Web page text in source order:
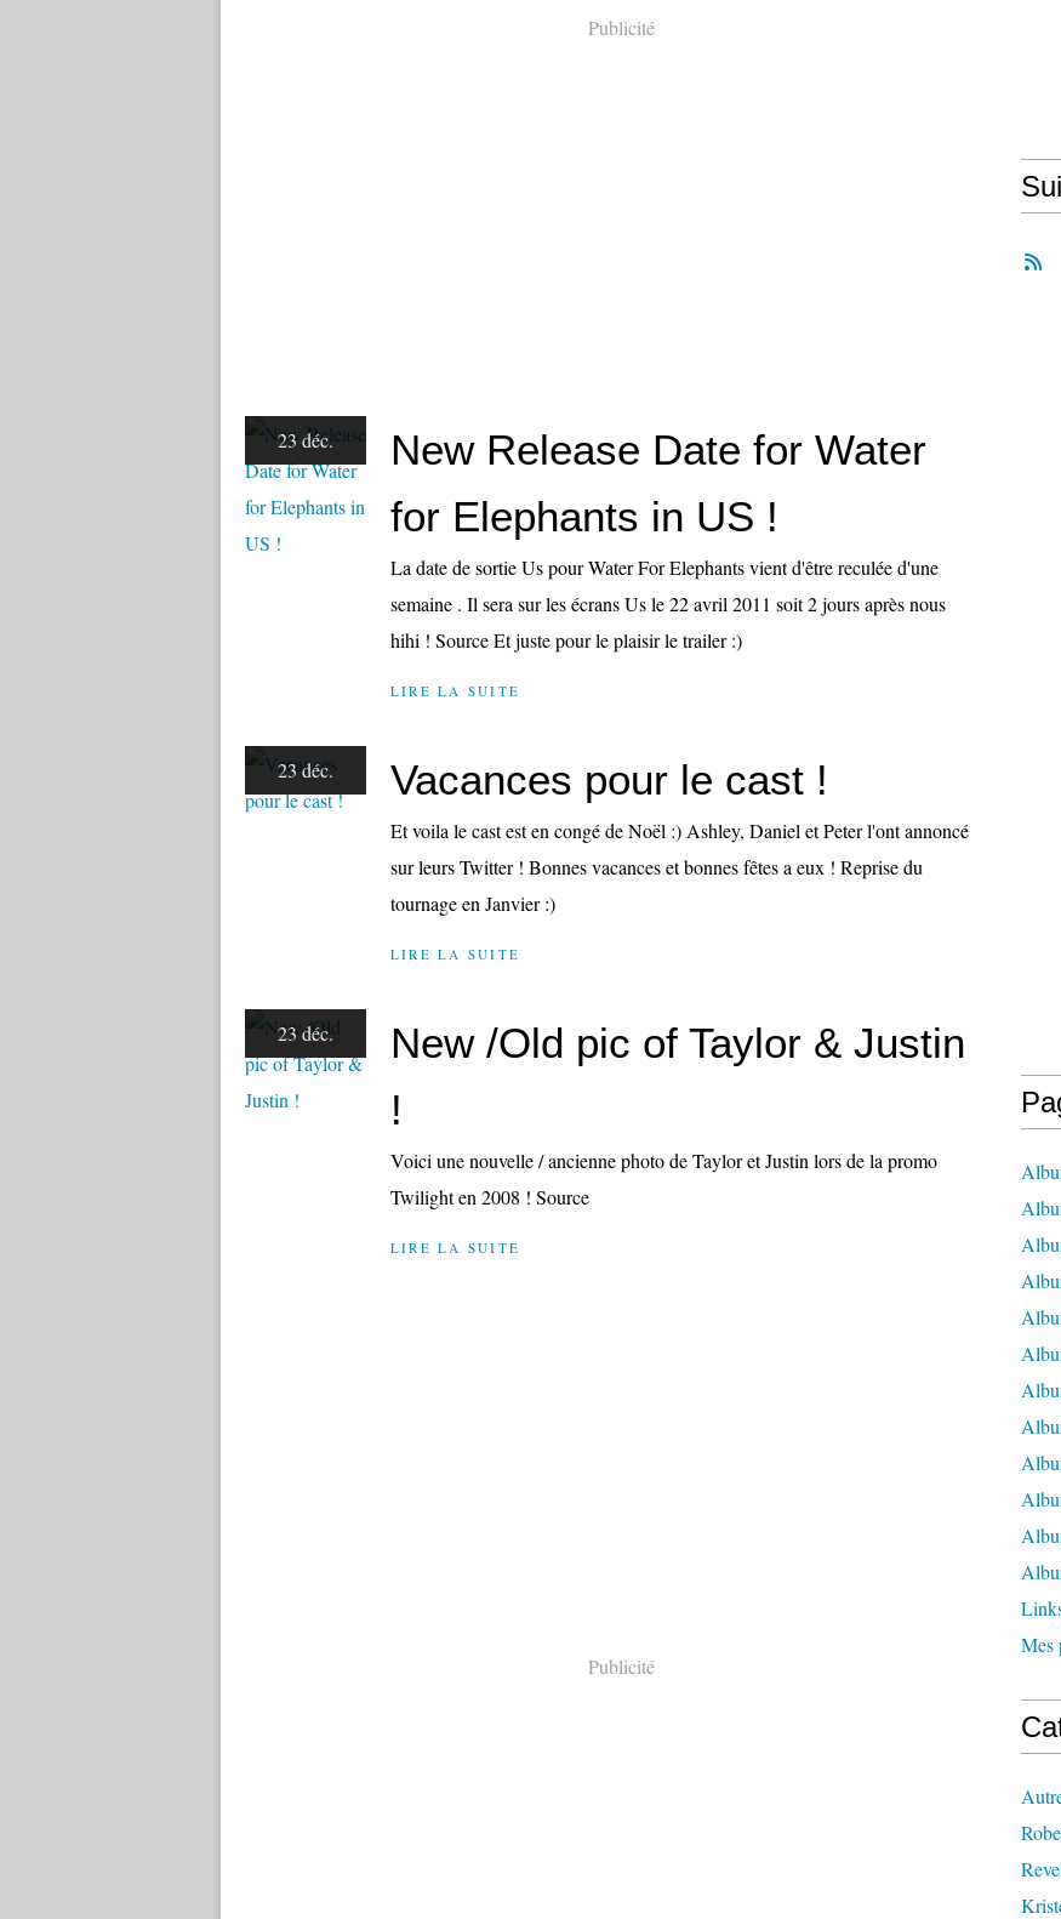
Publicité
23 déc.
New Release Date for Water
for Elephants in US !
La date de sortie Us pour Water For Elephants vient d'être reculée d'une
semaine . Il sera sur les écrans Us le 22 avril 2011 soit 2 jours après nous
hihi ! Source Et juste pour le plaisir le trailer :)
LIRE LA SUITE
23 déc. Vacances pour le cast !
Et voila le cast est en congé de Noël :) Ashley, Daniel et Peter l'ont annoncé
sur leurs Twitter ! Bonnes vacances et bonnes fêtes a eux ! Reprise du
tournage en Janvier :)
LIRE LA SUITE
23 déc.
New /Old pic of Taylor & Justin
!
Voici une nouvelle / ancienne photo de Taylor et Justin lors de la promo
Twilight en 2008 ! Source
LIRE LA SUITE
Publicité
Mes